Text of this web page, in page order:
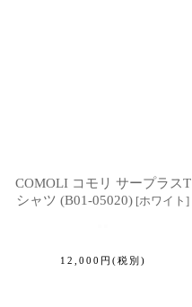
COMOLI コモリ サープラスT
シャツ (B01-05020) [ホワイト ]
12,000 円 (税別)